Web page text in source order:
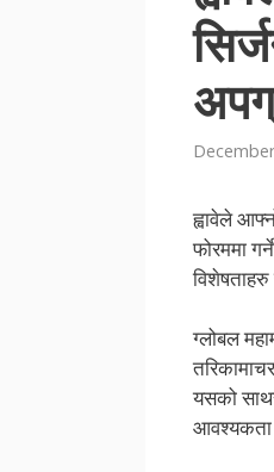
ह्वावेले
फोरममा
ग्लोबल
यसको
आवश्यकता